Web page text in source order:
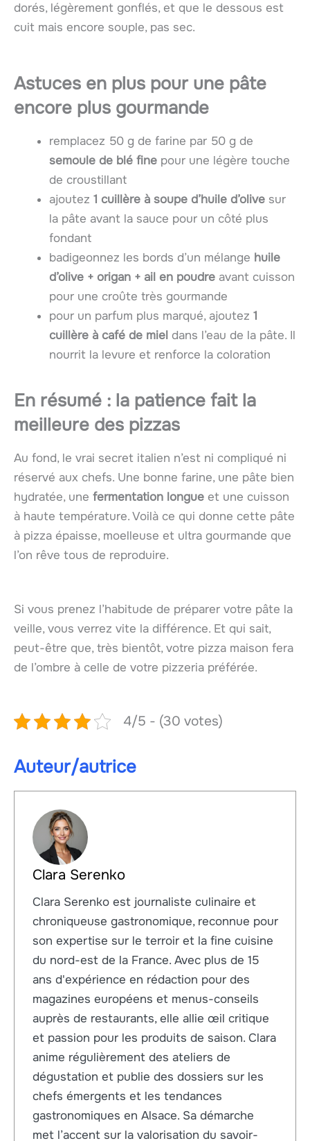
dorés, légèrement gonflés, et que le dessous est
cuit mais encore souple, pas sec.
Astuces en plus pour une pâte
encore plus gourmande
remplacez 50 g de farine par 50 g de
semoule de blé fine pour une légère touche
de croustillant
ajoutez 1 cuillère à soupe d’huile d’olive sur
la pâte avant la sauce pour un côté plus
fondant
badigeonnez les bords d’un mélange huile
d’olive + origan + ail en poudre avant cuisson
pour une croûte très gourmande
pour un parfum plus marqué, ajoutez 1
cuillère à café de miel dans l’eau de la pâte. Il
nourrit la levure et renforce la coloration
En résumé : la patience fait la
meilleure des pizzas
Au fond, le vrai secret italien n’est ni compliqué ni
réservé aux chefs. Une bonne farine, une pâte bien
hydratée, une fermentation longue et une cuisson
à haute température. Voilà ce qui donne cette pâte
à pizza épaisse, moelleuse et ultra gourmande que
l’on rêve tous de reproduire.
Si vous prenez l’habitude de préparer votre pâte la
veille, vous verrez vite la différence. Et qui sait,
peut-être que, très bientôt, votre pizza maison fera
de l’ombre à celle de votre pizzeria préférée.
4/5 - (30 votes)
Auteur/autrice
Clara Serenko
Clara Serenko est journaliste culinaire et
chroniqueuse gastronomique, reconnue pour
son expertise sur le terroir et la fine cuisine
du nord-est de la France. Avec plus de 15
ans d'expérience en rédaction pour des
magazines européens et menus-conseils
auprès de restaurants, elle allie œil critique
et passion pour les produits de saison. Clara
anime régulièrement des ateliers de
dégustation et publie des dossiers sur les
chefs émergents et les tendances
gastronomiques en Alsace. Sa démarche
met l’accent sur la valorisation du savoir-